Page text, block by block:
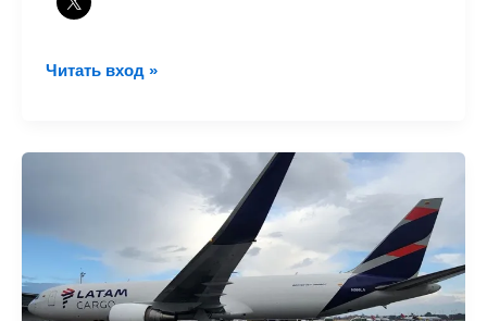
Грузовые
Америки
цветов
из
Эквадора
Читать вход »